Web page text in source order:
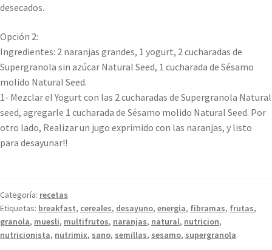
desecados.
Opción 2:
Ingredientes: 2 naranjas grandes, 1 yogurt, 2 cucharadas de
Supergranola sin azúcar Natural Seed, 1 cucharada de Sésamo
molido Natural Seed.
1- Mezclar el Yogurt con las 2 cucharadas de Supergranola Natural
seed, agregarle 1 cucharada de Sésamo molido Natural Seed. Por
otro lado, Realizar un jugo exprimido con las naranjas, y listo
para desayunar!!
Categoría: recetas
Etiquetas: breakfast, cereales, desayuno, energia, fibramas, frutas,
granola, muesli, multifrutos, naranjas, natural, nutricion,
nutricionista, nutrimix, sano, semillas, sesamo, supergranola